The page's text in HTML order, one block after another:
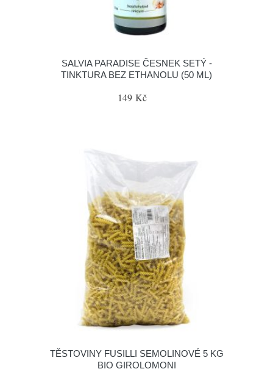
SALVIA PARADISE ČESNEK SETÝ -
TINKTURA BEZ ETHANOLU (50 ML)
149 Kč
TĚSTOVINY FUSILLI SEMOLINOVÉ 5 KG
BIO GIROLOMONI